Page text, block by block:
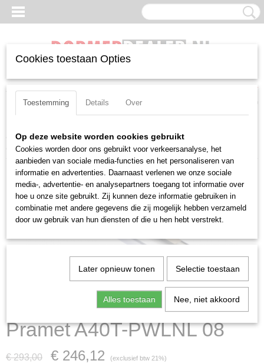
Inloggen Registreren UW WINKELWAGEN
Home >Beitels>Negatief>WN(MG)>Inwendig
PWLNL 08
Pramet A40T-PWLNL 08
€ 293,00 € 246,12 (exclusief btw 21%)
Cookies toestaan Opties
Toestemming Details Over
Op deze website worden cookies gebruikt
Cookies worden door ons gebruikt voor verkeersanalyse, het
aanbieden van sociale media-functies en het personaliseren van
informatie en advertenties. Daarnaast verlenen we onze sociale
media-, advertentie- en analysepartners toegang tot informatie over
hoe u onze site gebruikt. Zij kunnen deze informatie gebruiken in
combinatie met andere gegevens die zij mogelijk hebben verzameld
door uw gebruik van hun diensten of die u hen hebt verstrekt.
Later opnieuw tonen Selectie toestaan
Alles toestaan Nee, niet akkoord